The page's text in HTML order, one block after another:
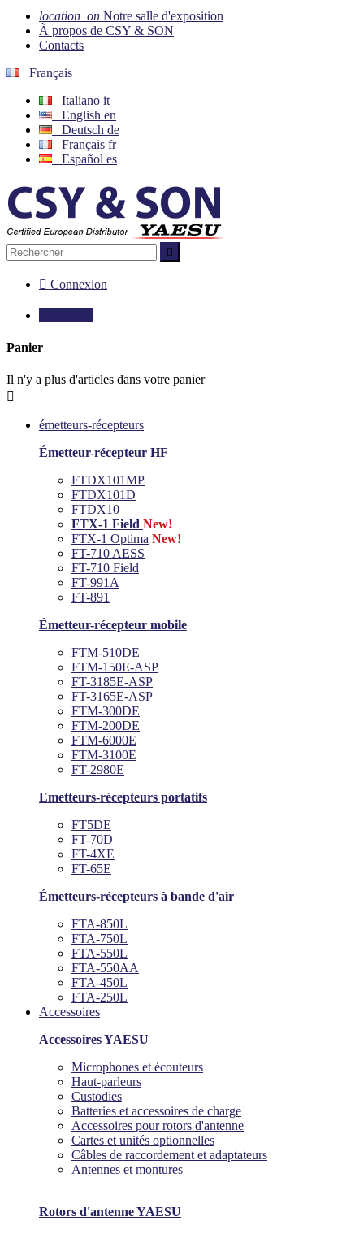
location_on Notre salle d'exposition
À propos de CSY & SON
Contacts
Français
Italiano it
English en
Deutsch de
Français fr
Español es

 Connexion
Panier
Il n'y a plus d'articles dans votre panier

émetteurs-récepteurs
Émetteur-récepteur HF
FTDX101MP
FTDX101D
FTDX10
FTX-1 Field New!
FTX-1 Optima New!
FT-710 AESS
FT-710 Field
FT-991A
FT-891
Émetteur-récepteur mobile
FTM-510DE
FTM-150E-ASP
FT-3185E-ASP
FT-3165E-ASP
FTM-300DE
FTM-200DE
FTM-6000E
FTM-3100E
FT-2980E
Emetteurs-récepteurs portatifs
FT5DE
FT-70D
FT-4XE
FT-65E
Émetteurs-récepteurs à bande d'air
FTA-850L
FTA-750L
FTA-550L
FTA-550AA
FTA-450L
FTA-250L
Accessoires
Accessoires YAESU
Microphones et écouteurs
Haut-parleurs
Custodies
Batteries et accessoires de charge
Accessoires pour rotors d'antenne
Cartes et unités optionnelles
Câbles de raccordement et adaptateurs
Antennes et montures
Rotors d'antenne YAESU